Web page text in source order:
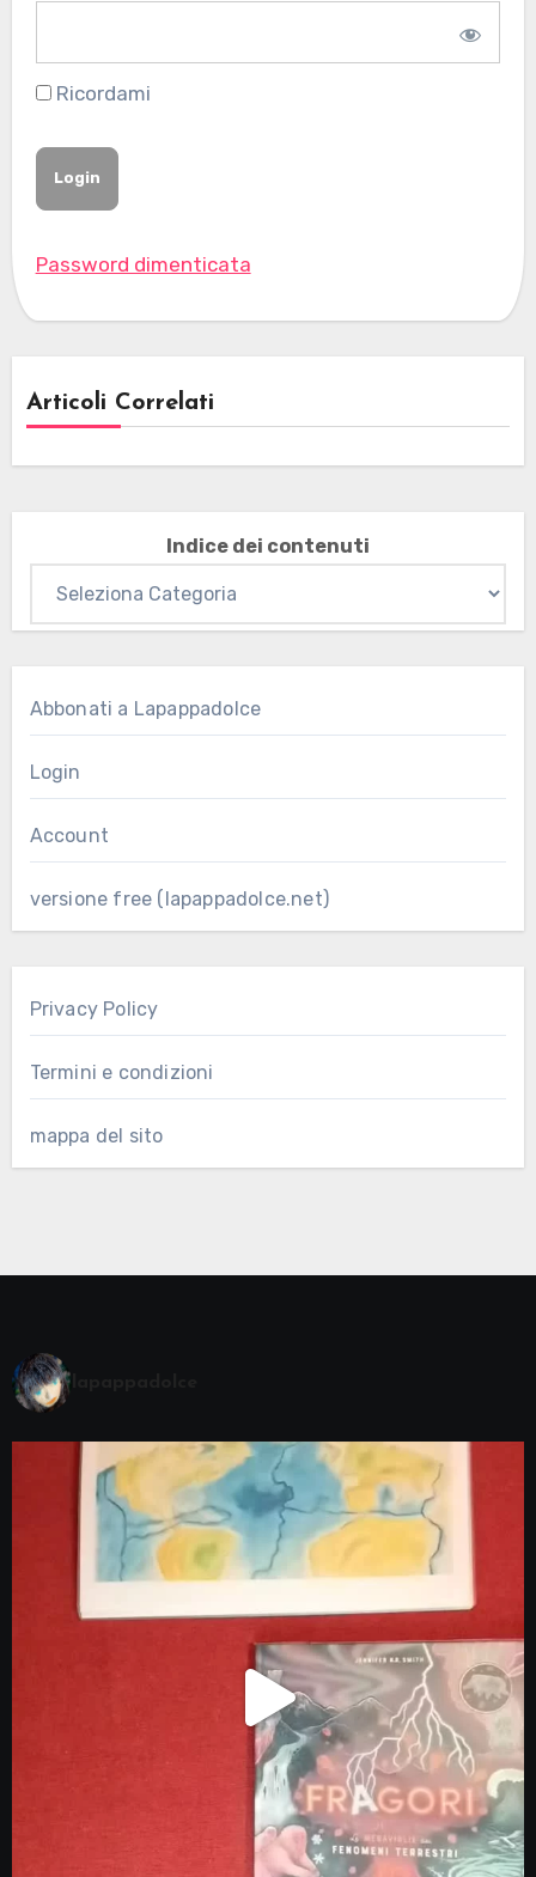
Ricordami
Password dimenticata
Articoli Correlati
Indice dei contenuti
Abbonati a Lapappadolce
Login
Account
versione free (lapappadolce.net)
Privacy Policy
Termini e condizioni
mappa del sito